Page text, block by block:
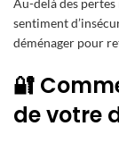
Au-delà des
sentiment
déménager pour
🔐
de votre